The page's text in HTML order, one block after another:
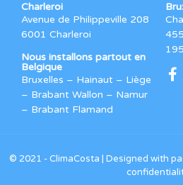
Charleroi
Avenue de Philippeville 208
6001 Charleroi
Nous installons partout en
Belgique
Bruxelles – Hainaut – Liège
– Brabant Wallon – Namur
– Brabant Flamand
© 2021 - ClimaCosta | Designed with